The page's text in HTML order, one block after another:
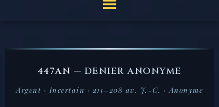
447AN — DENIER ANONYME
Argent · Incertain · 211–208 av. J.-C. · Anonyme